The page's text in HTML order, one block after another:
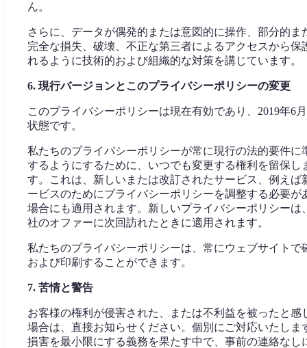
ん。
さらに、データが偶発的または意図的に操作、部分的ま
完全な損失、破壊、不正な第三者によるアクセスから保
れるように技術的および組織的な対策を講じています。
6. 現行バージョンとこのプライバシーポリシーの変更
このプライバシーポリシーは現在有効であり、2019年6
状態です。
私たちのプライバシーポリシーが常に現行の法的要件に
するようにするために、いつでも変更する権利を留保し
す。これは、新しいまたは改訂されたサービス、例えば
ービスのためにプライバシーポリシーを調整する必要が
場合にも適用されます。新しいプライバシーポリシーは
社のオファーに次回訪れたときに適用されます。
私たちのプライバシーポリシーは、常にウェブサイトで
および印刷することができます。
7. 苦情と警告
お客様の権利が侵害された、または不利益を被ったと感
場合は、直接お知らせください。個別にご対応いたしま
損害を最小限にする義務を果たす中で、事前の連絡なし